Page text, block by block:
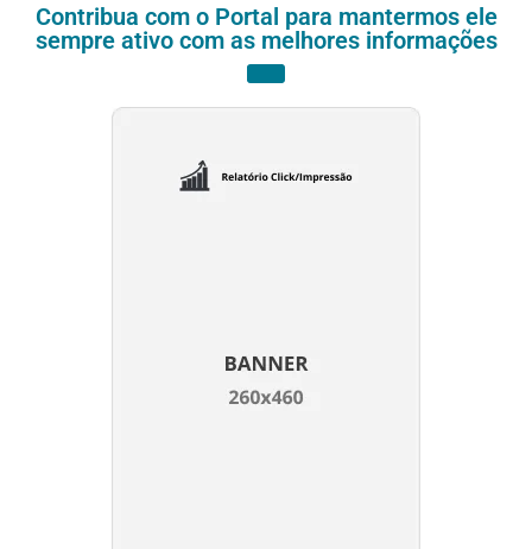
Contribua com o Portal para mantermos ele
sempre ativo com as melhores informações